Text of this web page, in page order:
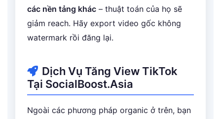
các nền tảng khác – thuật toán của họ sẽ
giảm reach. Hãy export video gốc không
watermark rồi đăng lại.
Dịch Vụ Tăng View TikTok
Tại SocialBoost.Asia
Ngoài các phương pháp organic ở trên, bạn